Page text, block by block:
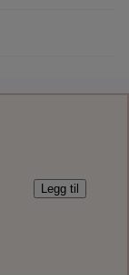
Legg til